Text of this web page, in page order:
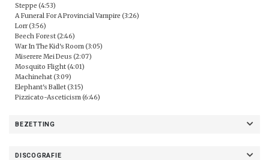
Steppe (4:53)
A Funeral For A Provincial Vampire (3:26)
Lorr (3:56)
Beech Forest (2:46)
War In The Kid's Room (3:05)
Miserere Mei Deus (2:07)
Mosquito Flight (4:01)
Machinehat (3:09)
Elephant's Ballet (3:15)
Pizzicato-Asceticism (6:46)
BEZETTING
DISCOGRAFIE